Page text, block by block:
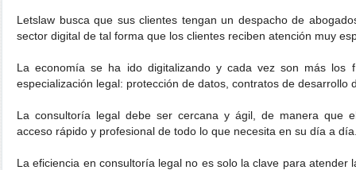
Letslaw busca que sus clientes tengan un despacho de
sector digital de tal forma que los clientes reciben atención muy
La economía se ha ido digitalizando y cada vez son más los
especialización legal: protección de datos, contratos de desarrollo
La consultoría legal debe ser cercana y ágil, de manera que
acceso rápido y profesional de todo lo que necesita en su día a
La eficiencia en consultoría legal no es solo la clave para atender